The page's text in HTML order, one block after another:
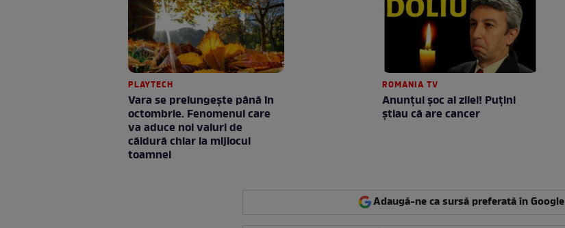
PLAYTECH
Vara se prelungeşte până în
octombrie. Fenomenul care
va aduce noi valuri de
căldură chiar la mijlocul
toamnei
ROMANIA TV
Anunţul şoc al zilei! Puţini
ştiau că are cancer
Adaugă-ne ca sursă preferată în Google